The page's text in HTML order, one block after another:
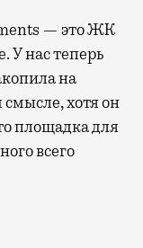
— это ЖК
У нас теперь
на
хотя он
площадка для
всего